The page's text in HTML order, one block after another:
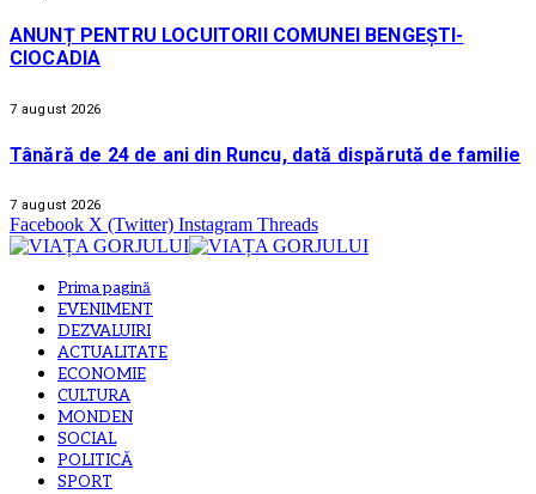
ANUNȚ PENTRU LOCUITORII COMUNEI BENGEȘTI-
CIOCADIA
7 august 2026
Tânără de 24 de ani din Runcu, dată dispărută de familie
7 august 2026
Facebook X (Twitter) Instagram Threads
Prima pagină
EVENIMENT
DEZVALUIRI
ACTUALITATE
ECONOMIE
CULTURA
MONDEN
SOCIAL
POLITICĂ
SPORT